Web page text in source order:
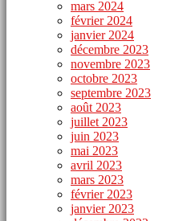
mars 2024
février 2024
janvier 2024
décembre 2023
novembre 2023
octobre 2023
septembre 2023
août 2023
juillet 2023
juin 2023
mai 2023
avril 2023
mars 2023
février 2023
janvier 2023